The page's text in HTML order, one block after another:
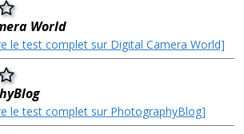
World
le test complet sur Digital Camera World]
le test complet sur PhotographyBlog]